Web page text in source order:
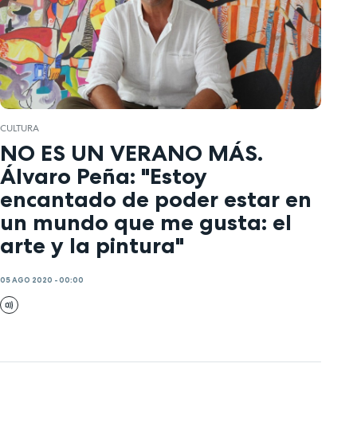
CULTURA
NO ES UN VERANO MÁS.
Álvaro Peña: "Estoy
encantado de poder estar en
un mundo que me gusta: el
arte y la pintura"
05 AGO 2020 - 00:00